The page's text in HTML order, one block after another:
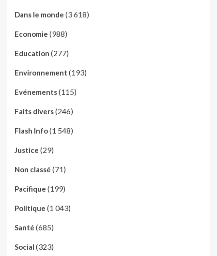
Dans le monde (3 618)
Economie (988)
Education (277)
Environnement (193)
Evénements(115)
Faits divers(246)
Flash Info(1 548)
Justice (29)
Non classé (71)
Pacifique (199)
Politique (1 043)
Santé (685)
Social (323)